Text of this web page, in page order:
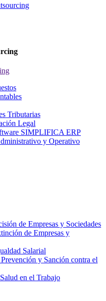
Tributarias
Legal
SIMPLIFICA ERP
y Operativo
de Empresas y Sociedades
de Empresas y
Salarial
y Sanción contra el
en el Trabajo